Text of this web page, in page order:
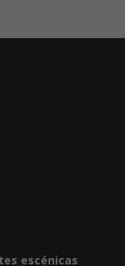
escénicas